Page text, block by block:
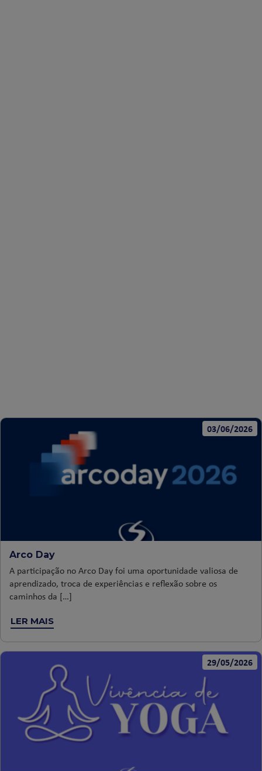
03/06/2026
Arco Day
A participação no Arco Day foi uma oportunidade valiosa de
aprendizado, troca de experiências e reflexão sobre os
caminhos da […]
LER MAIS
29/05/2026